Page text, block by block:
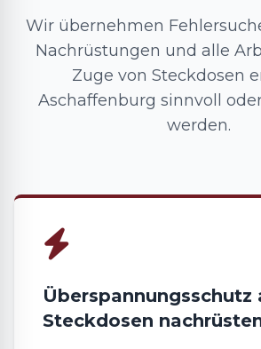
Wir übernehmen
Nachrüstungen und alle
Zuge von Steckdosen
Aschaffenburg sinnvoll
werden.
Überspannungsschutz
Steckdosen